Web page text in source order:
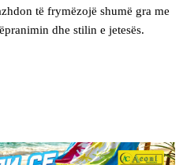
të frymëzojë shumë gra me
dhe stilin e jetesës.